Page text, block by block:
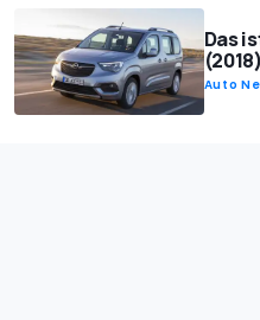
Das
(2018)
Auto